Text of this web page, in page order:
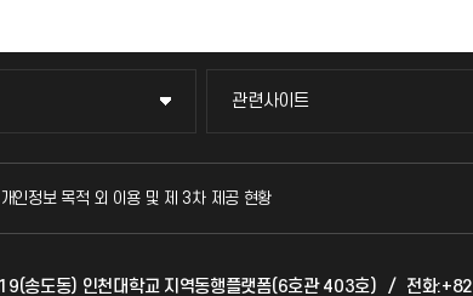
관련사이트
관련사이트
국방헬프콜
산학협력단
개인정보 목적 외 이용 및 제 3차 제공 현황
송도동) 인천대학교 지역동행플랫폼(6호관 403호) / 전화